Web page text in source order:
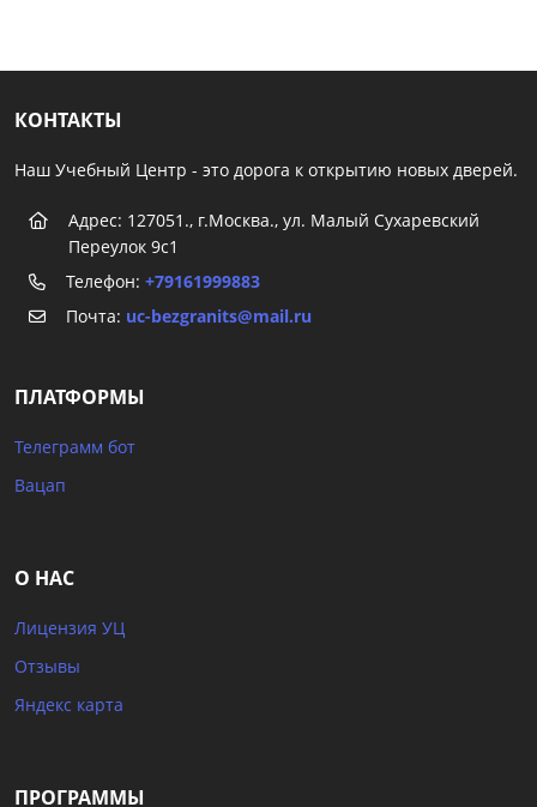
КОНТАКТЫ
Наш Учебный Центр - это дорога к открытию новых дверей.
Адрес: 127051., г.Москва., ул. Малый Сухаревский
Переулок 9с1
Телефон: +79161999883
Почта: uc-bezgranits@mail.ru
ПЛАТФОРМЫ
Телеграмм бот
Вацап
О НАС
Лицензия УЦ
Отзывы
Яндекс карта
ПРОГРАММЫ